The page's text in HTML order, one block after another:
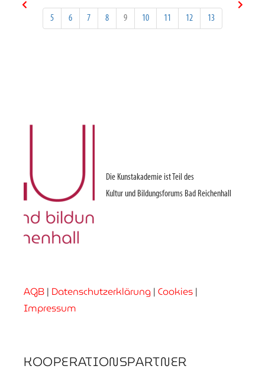
5 6 7 8 9 10 11 12 13
Die Kunstakademie ist Teil des
Kultur und Bildungsforums Bad Reichenhall
AGB | Datenschutzerklärung | Cookies |
Impressum
KOOPERATIONSPARTNER